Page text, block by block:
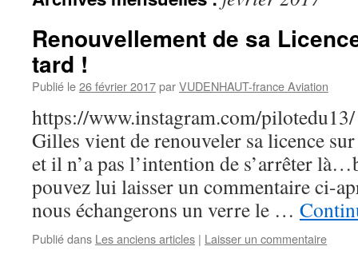
Renouvellement de sa
tard !
Publié le26 février 2017parVUDENHAUT-france Aviation
https://www.instagram.com/
Gilles vient de renouveler sa licence
et il n’a pas l’intention de s’arrêter
pouvez lui laisser un commentaire ci-
nous échangerons un verre le …
Publié dans Les anciens articles | Laisser un commentaire